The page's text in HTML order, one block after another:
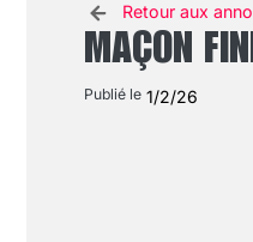
Retour aux
MAÇON
Publié le 1/2/26